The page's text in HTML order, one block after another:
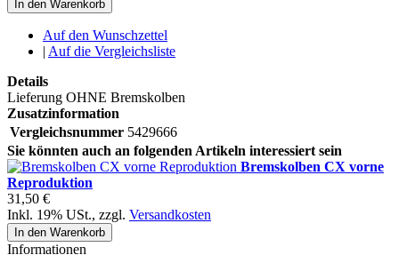
In den Warenkorb
Auf den Wunschzettel
| Auf die Vergleichsliste
Details
Lieferung OHNE Bremskolben
Zusatzinformation
Vergleichsnummer 5429666
Sie könnten auch an folgenden Artikeln interessiert sein
Bremskolben CX vorne
Reproduktion
31,50 €
Inkl. 19% USt., zzgl. Versandkosten
In den Warenkorb
Informationen